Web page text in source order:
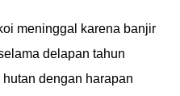
meninggal karena banjir
delapan tahun
dengan harapan